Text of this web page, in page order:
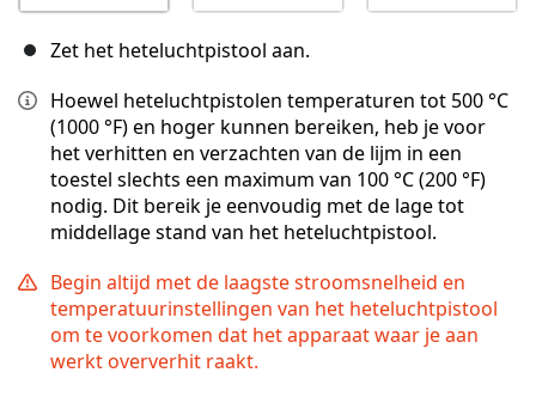
Zet het heteluchtpistool aan.
Hoewel heteluchtpistolen temperaturen tot 500 °C
(1000 °F) en hoger kunnen bereiken, heb je voor
het verhitten en verzachten van de lijm in een
toestel slechts een maximum van 100 °C (200 °F)
nodig. Dit bereik je eenvoudig met de lage tot
middellage stand van het heteluchtpistool.
Begin altijd met de laagste stroomsnelheid en
temperatuurinstellingen van het heteluchtpistool
om te voorkomen dat het apparaat waar je aan
werkt oververhit raakt.